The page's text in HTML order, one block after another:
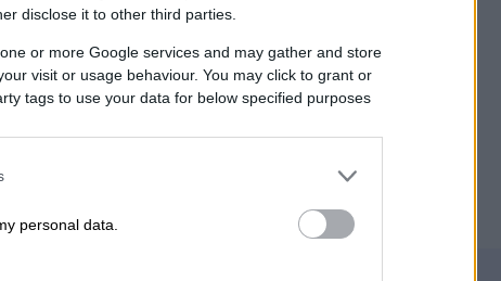
disclose it to other third parties.
or more Google services and may gather and store
visit or usage behaviour. You may click to grant or
tags to use your data for below specified purposes
personal data.